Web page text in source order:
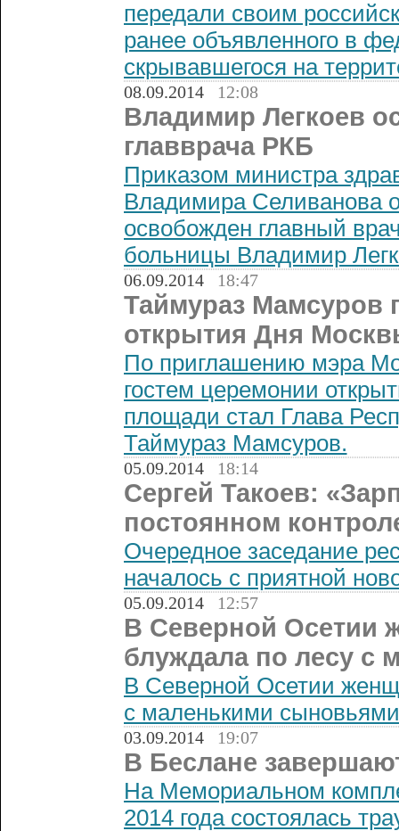
передали своим
ранее объявленного в
скрывавшегося на
08.09.2014 12:08
Владимир Легкоев
главврача РКБ
Приказом министра
Владимира Селиванова
освобожден главный
больницы Владимир
06.09.2014 18:47
Таймураз Мамсуров
открытия Дня
По приглашению мэра
гостем церемонии
площади стал Глава
Таймураз Мамсуров.
05.09.2014 18:14
Сергей Такоев:
постоянном
Очередное заседание
началось с приятной
05.09.2014 12:57
В Северной Осетии
блуждала по лесу с
В Северной Осетии
с маленькими
03.09.2014 19:07
В Беслане
На Мемориальном
2014 года состоялась